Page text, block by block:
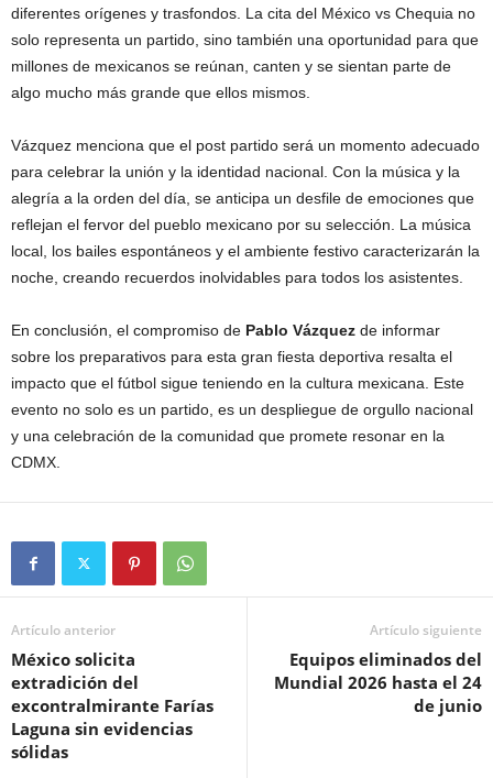
diferentes orígenes y trasfondos. La cita del México vs Chequia no
solo representa un partido, sino también una oportunidad para que
millones de mexicanos se reúnan, canten y se sientan parte de
algo mucho más grande que ellos mismos.
Vázquez menciona que el post partido será un momento adecuado
para celebrar la unión y la identidad nacional. Con la música y la
alegría a la orden del día, se anticipa un desfile de emociones que
reflejan el fervor del pueblo mexicano por su selección. La música
local, los bailes espontáneos y el ambiente festivo caracterizarán la
noche, creando recuerdos inolvidables para todos los asistentes.
En conclusión, el compromiso de Pablo Vázquez de informar
sobre los preparativos para esta gran fiesta deportiva resalta el
impacto que el fútbol sigue teniendo en la cultura mexicana. Este
evento no solo es un partido, es un despliegue de orgullo nacional
y una celebración de la comunidad que promete resonar en la
CDMX.
Artículo anterior
México solicita
extradición del
excontralmirante Farías
Laguna sin evidencias
sólidas
Artículo siguiente
Equipos eliminados del
Mundial 2026 hasta el 24
de junio